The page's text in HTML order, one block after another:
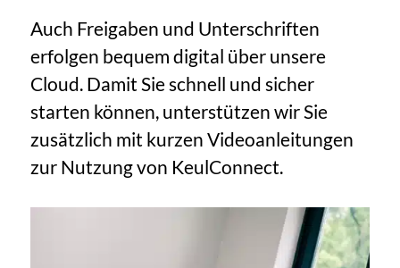
Auch Freigaben und Unterschriften
erfolgen bequem digital über unsere
Cloud. Damit Sie schnell und sicher
starten können, unterstützen wir Sie
zusätzlich mit kurzen Videoanleitungen
zur Nutzung von KeulConnect.